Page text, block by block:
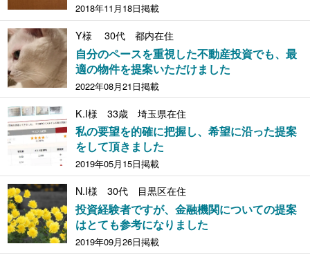
2018年11月18日掲載
Y様 30代 都内在住
自分のペースを重視した不動産投資でも、最
適の物件を提案いただけました
2022年08月21日掲載
K.I様 33歳 埼玉県在住
私の要望を的確に把握し、希望に沿った提案
をして頂きました
2019年05月15日掲載
N.I様 30代 目黒区在住
投資経験者ですが、金融機関についての提案
はとても参考になりました
2019年09月26日掲載